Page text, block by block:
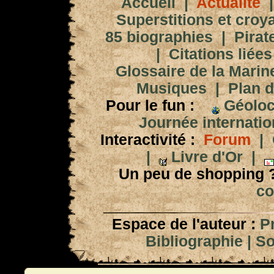
Superstitions et
85 biographies|
|Citations
Glossaire de la
Musiques|Plan
Pour le fun :
Journée
Interactivité : Forum|
|
Livre d'Or|
Un peu de shopping
Espace de l'auteur :
Bibliographie|